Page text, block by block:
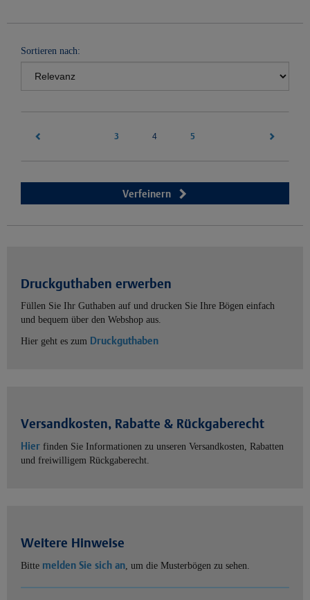
Sortieren nach:
3 4(current) 5
Verfeinern
Druckguthaben erwerben
Füllen Sie Ihr Guthaben auf und drucken Sie Ihre Bögen einfach
und bequem über den Webshop aus.
Hier geht es zum Druckguthaben
Versandkosten, Rabatte & Rückgaberecht
Hier finden Sie Informationen zu unseren Versandkosten, Rabatten
und freiwilligem Rückgaberecht.
Weitere Hinweise
Bitte melden Sie sich an, um die Musterbögen zu sehen.